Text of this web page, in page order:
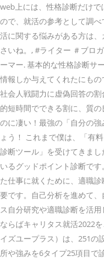
web上には、性格診断だけ
ので、就活の参考として調
活に関する悩みがある方は
さいね。, #ライター ＃ブロ
ーマー. 基本的な性格診断サ
情報しか与えてくれたにもの
社会人戦闘力に虚偽回答の
的短時間でできる割に、質
のに凄い！最強の「自分の
ょう！ これまで僕は、「有
診断ツール」を受けてきま
いるグッドポイント診断で
た仕事に就くために、適職
要です。自己分析を進めて
ス自分研究や適職診断を活
ならばキャリタス就活2022
イズユープラス）は、251の
所や強みを6タイプ25項目で